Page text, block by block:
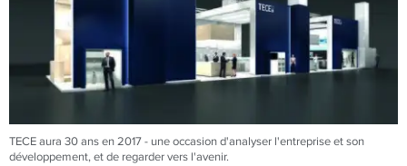
TECE aura 30 ans en 2017 - une occasion d'analyser l'entreprise et son
développement, et de regarder vers l'avenir.